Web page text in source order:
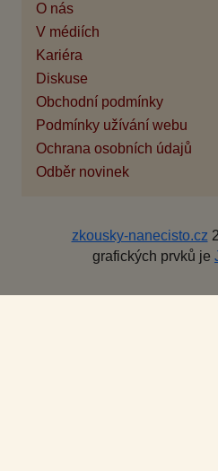
O nás
V médiích
Kariéra
Diskuse
Obchodní podmínky
Podmínky užívání webu
Ochrana osobních údajů
Odběr novinek
zkousky-nanecisto.cz
grafických prvků je